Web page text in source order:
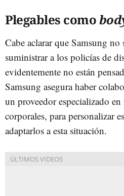
Plegables como
Cabe aclarar que Samsung
suministrar a los policías de
evidentemente no están
Samsung asegura haber
un proveedor especializado
corporales, para personalizar
adaptarlos a esta situación.